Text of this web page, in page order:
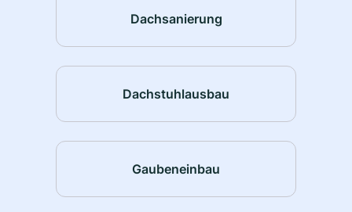
Dachsanierung
Dachstuhlausbau
Gaubeneinbau